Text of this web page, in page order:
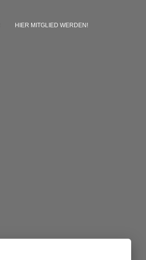
HIER MITGLIED WERDEN!